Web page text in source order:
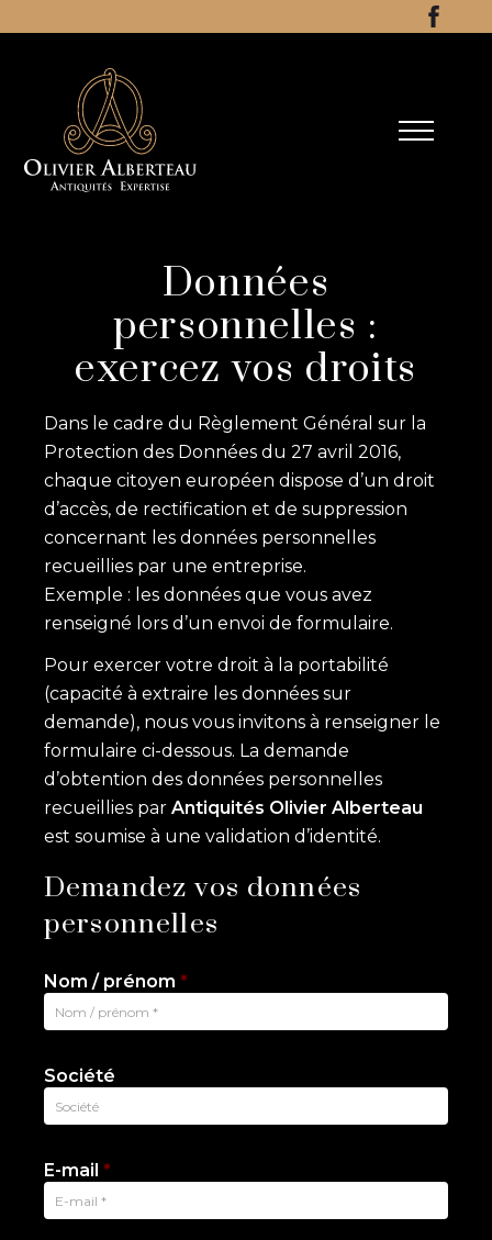
Données
personnelles :
exercez vos droits
Dans le cadre du Règlement Général sur la
Protection des Données du 27 avril 2016,
chaque citoyen européen dispose d’un droit
d’accès, de rectification et de suppression
concernant les données personnelles
recueillies par une entreprise.
Exemple : les données que vous avez
renseigné lors d’un envoi de formulaire.
Pour exercer votre droit à la portabilité
(capacité à extraire les données sur
demande), nous vous invitons à renseigner le
formulaire ci-dessous. La demande
d’obtention des données personnelles
recueillies par Antiquités Olivier Alberteau
est soumise à une validation d’identité.
Demandez vos données
personnelles
Nom / prénom *
Société
E-mail *